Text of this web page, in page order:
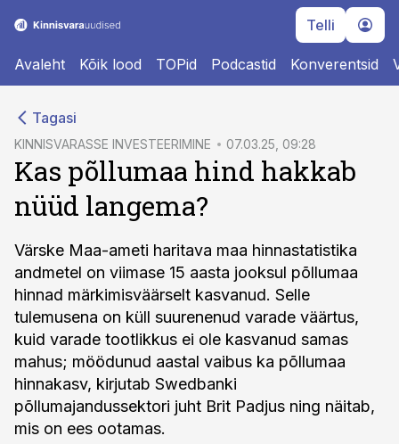
Telli
Avaleht Kõik lood TOPid Podcastid Konverentsid
Tagasi
KINNISVARASSE INVESTEERIMINE 07.03.25, 09:28
Kas põllumaa hind hakkab
nüüd langema?
Värske Maa-ameti haritava maa hinnastatistika
andmetel on viimase 15 aasta jooksul põllumaa
hinnad märkimisväärselt kasvanud. Selle
tulemusena on küll suurenenud varade väärtus,
kuid varade tootlikkus ei ole kasvanud samas
mahus; möödunud aastal vaibus ka põllumaa
hinnakasv, kirjutab Swedbanki
põllumajandussektori juht Brit Padjus ning näitab,
mis on ees ootamas.